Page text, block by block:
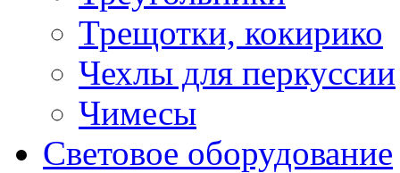
Трещотки, кокирико
Чехлы для перкуссии
Чимесы
Световое оборудование